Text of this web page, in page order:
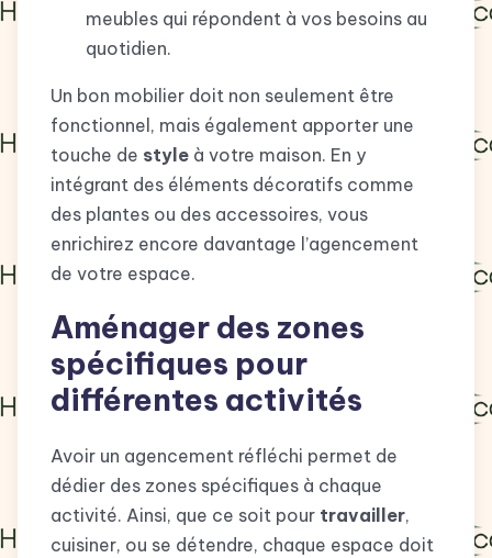
meubles qui répondent à vos besoins au
quotidien.
Un bon mobilier doit non seulement être
fonctionnel, mais également apporter une
touche de style à votre maison. En y
intégrant des éléments décoratifs comme
des plantes ou des accessoires, vous
enrichirez encore davantage l’agencement
de votre espace.
Aménager des zones
spécifiques pour
différentes activités
Avoir un agencement réfléchi permet de
dédier des zones spécifiques à chaque
activité. Ainsi, que ce soit pour travailler,
cuisiner, ou se détendre, chaque espace doit